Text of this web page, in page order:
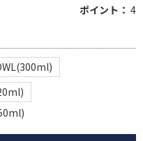
ポイント： 4